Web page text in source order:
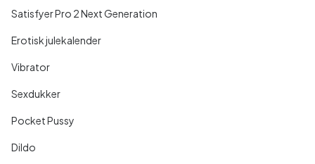
Satisfyer Pro 2 Next Generation
Erotisk julekalender
Vibrator
Sexdukker
Pocket Pussy
Dildo